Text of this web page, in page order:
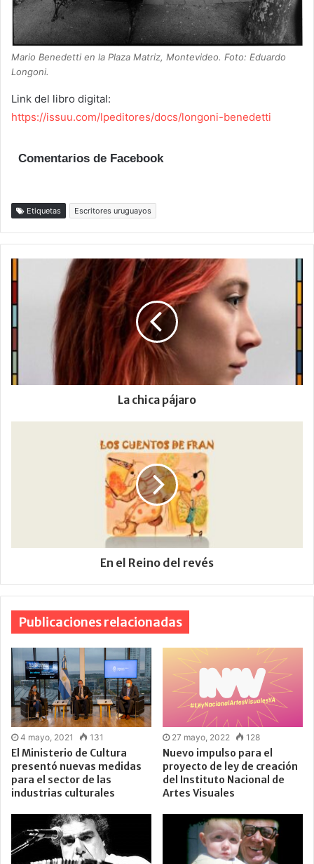
Mario Benedetti en la Plaza Matriz, Montevideo. Foto: Eduardo
Longoni.
Link del libro digital:
https://issuu.com/lpeditores/docs/longoni-benedetti
Comentarios de Facebook
Etiquetas Escritores uruguayos
La chica pájaro
En el Reino del revés
Publicaciones relacionadas
4 mayo, 2021 131
El Ministerio de Cultura
presentó nuevas medidas
para el sector de las
industrias culturales
27 mayo, 2022 128
Nuevo impulso para el
proyecto de ley de creación
del Instituto Nacional de
Artes Visuales